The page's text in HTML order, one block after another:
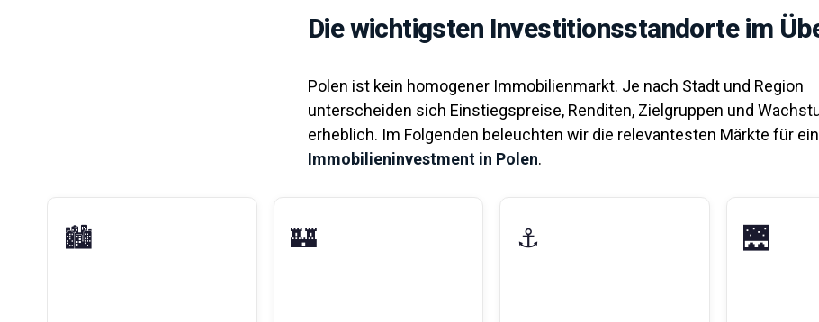
Die wichtigsten Investitionsstandorte im
Polen ist kein homogener Immobilienmarkt. Je nach Stadt und Region
unterscheiden sich Einstiegspreise, Renditen, Zielgruppen und
erheblich. Im Folgenden beleuchten wir die relevantesten Märkte für ein
Immobilieninvestment in Polen.
🏙️ 🏰 ⚓ 🌉